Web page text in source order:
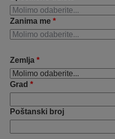
Zanima me *
Zemlja *
Grad *
Poštanski broj